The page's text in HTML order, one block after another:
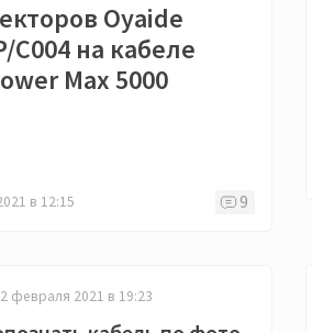
Oyaide
C004 на кабеле
Max 5000
в 12:15 9
февраля 2021 в 19:23